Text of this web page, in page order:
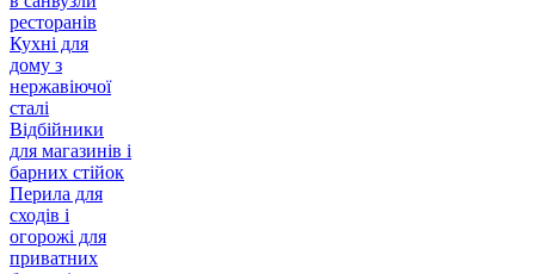
ресторанів
Кухні для
дому з
нержавіючої
сталі
Відбійники
для магазинів і
барних стійок
Перила для
сходів і
огорожі для
приватних